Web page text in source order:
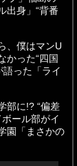
出身」“背番
、僕はマンU
かった“四国
語った「ライ
部に!? “偏差
ール部がイ
園「まさかの